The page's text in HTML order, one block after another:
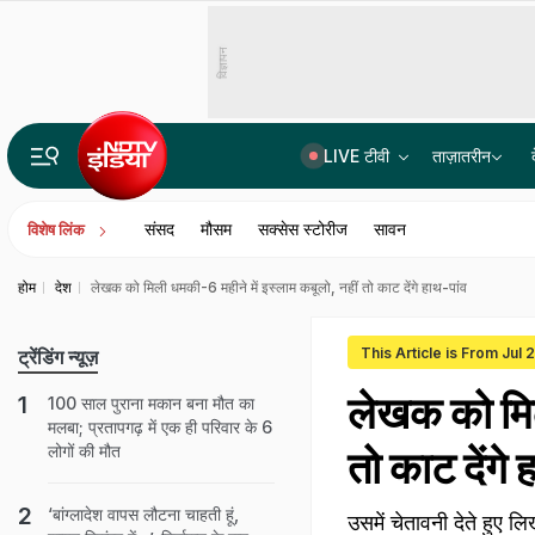
विज्ञापन
LIVE टीवी ताज़ातरीन
विशेष लिंक संसद मौसम सक्सेस स्टोरीज सावन
होम देश लेखक को मिली धमकी-6 महीने में इस्‍लाम कबूलो, नहीं तो काट देंगे हाथ-पांव
This Article is From Jul
लेखक को
तो काट देंगे
उसमें चेतावनी देते हुए
ट्रेंडिंग न्यूज़
100 साल पुराना मकान बना मौत का
मलबा; प्रतापगढ़ में एक ही परिवार के 6
लोगों की मौत
‘बांग्लादेश वापस लौटना चाहती हूं,